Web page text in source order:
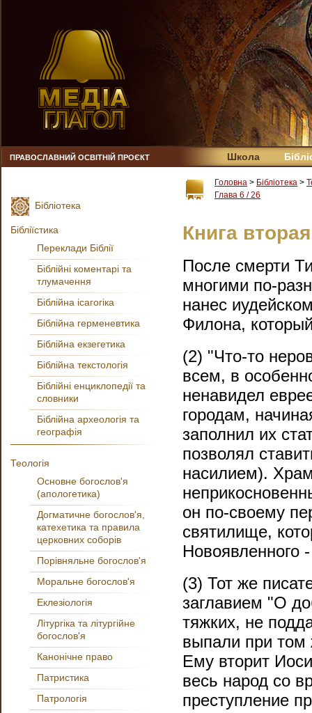
ПРАВОСЛАВНИЙ ОСВІТНІЙ ПРОЄКТ Школа
Головна > Бібліотека >
Глава 6 / 26
Книга
После смерти
многими по-
нанес
Филона,
(2) "Что-то
всем, в
ненавидел
городам,
заполнил их
позволял
насилием).
он по-своему
святилище,
Новоявленного
(3) Тот же
заглавием "О
тяжких, не
выпали при том
Ему вторит
весь народ со
преступление
Бібліотека
Бібліїстика
Переклади Біблії
Біблійні коментарі та
тлумачення
Біблійна ісагогіка
Біблійна герменевтика
Біблійна екзегетика
Біблійна текстологія
Біблійні енциклопедії та
словники
Біблійна археологія та
географія
Теологія
Основне богослов'я
(апологетика)
Догматичне богослов'я,
катехетика та правила
церковних соборів
Порівняльне богослов'я
Моральне богослов'я
Еклезіологія
Літургіка та літургійне
богослов'я
Канонічне право
Патристика
Патрологія